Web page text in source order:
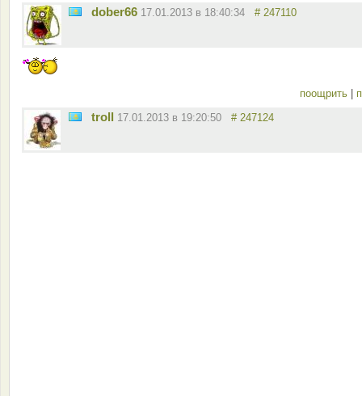
dober66 17.01.2013 в 18:40:34 # 247110
поощрить
troll 17.01.2013 в 19:20:50 # 247124